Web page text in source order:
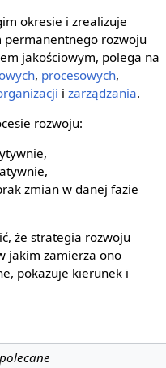
okresie i zrealizuje
permanentnego rozwoju
jakościowym, polega na
, procesowych,
i zarządzania.
rozwoju:
zmian w danej fazie
że strategia rozwoju
jakim zamierza ono
pokazuje kierunek i